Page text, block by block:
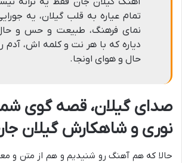
تمام عیاره به قلب گیلان، یه
نمای فرهنگ، طبیعت و حس و
دیاره که با هر نت و کلمه اش، آدم
حال و هوای اونجا.
صدای گیلان، قصه گوی
نوری و شاهکارش گیلان
حالا که هم آهنگ رو شنیدیم و هم از متن و